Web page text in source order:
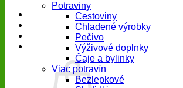
Potraviny
Cestoviny
Chladené výrobky
Pečivo
Výživové doplnky
Čaje a bylinky
Viac potravín
Bezlepkové